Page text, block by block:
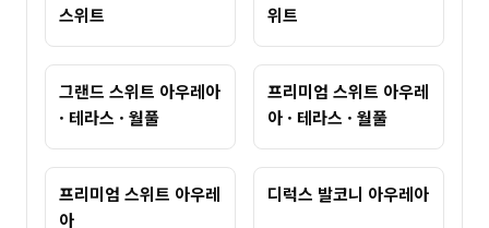
스위트
위트
그랜드 스위트 아우레아
· 테라스 · 월풀
프리미엄 스위트 아우레
아 · 테라스 · 월풀
프리미엄 스위트 아우레
아
디럭스 발코니 아우레아